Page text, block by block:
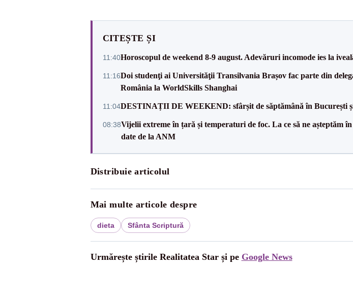
CITEȘTE ȘI
11:40Horoscopul de weekend 8-9 august. Adevăruri incomode ies la
11:16Doi studenţi ai Universităţii Transilvania Brașov fac parte din
România la WorldSkills Shanghai
11:04DESTINAȚII DE WEEKEND: sfârșit de săptămână în București
08:38Vijelii extreme în țară și temperaturi de foc. La ce să ne așteptăm
date de la ANM
Distribuie articolul
Mai multe articole despre
dieta Sfânta Scriptură
Urmărește știrile Realitatea Star și pe Google News